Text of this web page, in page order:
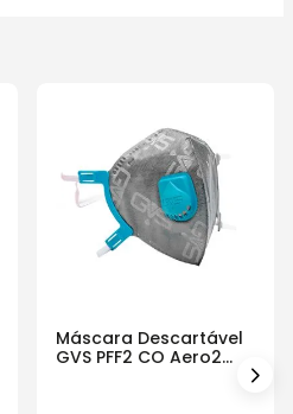
Máscara Descartável
GVS PFF2 CO Aero2